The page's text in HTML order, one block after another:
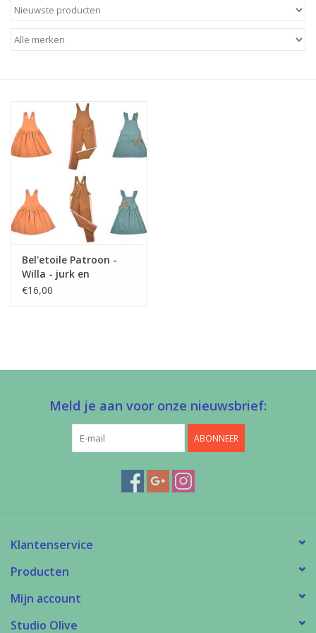
Bel'etoile Patroon -
Willa - jurk en
jumpsuit
€16,00
Meld je aan voor onze nieuwsbrief:
ABONNEER
Klantenservice
Producten
Mijn account
Studio Olive